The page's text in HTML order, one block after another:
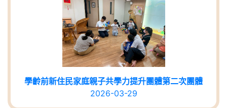
學齡前新住民家庭親子共學力提升團體第二次團體
2026-03-29